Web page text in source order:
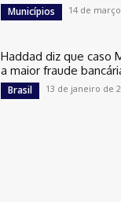
Municípios 14 de
Haddad diz que caso
a maior fraude
Brasil 13 de janeiro de